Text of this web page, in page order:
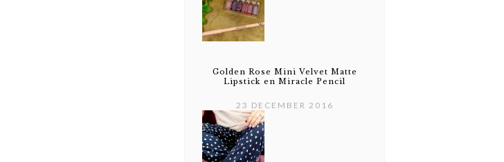
Golden Rose Mini Velvet Matte
Lipstick en Miracle Pencil
23 DECEMBER 2016